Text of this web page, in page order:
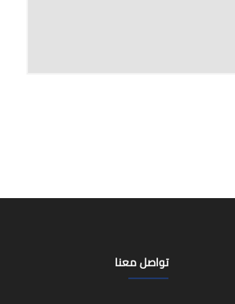
تواصل معنا